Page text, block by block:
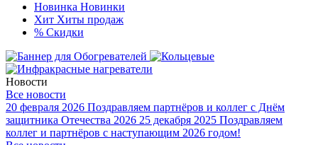
Новинка Новинки
Хит Хиты продаж
% Скидки
Новости
Все новости
20 февраля 2026 Поздравляем партнёров и коллег с Днём
защитника Отечества 2026 25 декабря 2025 Поздравляем
коллег и партнёров с наступающим 2026 годом!